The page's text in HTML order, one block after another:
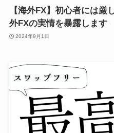
【海外FX】初心者には厳
外FXの実情を暴露します
2024年9月1日